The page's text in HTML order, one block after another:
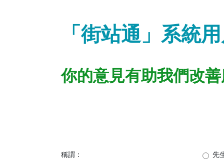
「街站通」系統
你的意見有助我們改
稱謂：
先